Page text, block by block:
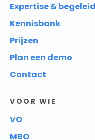
Expertise &
Kennisbank
Prijzen
Plan een demo
Contact
VOOR WIE
VO
MBO